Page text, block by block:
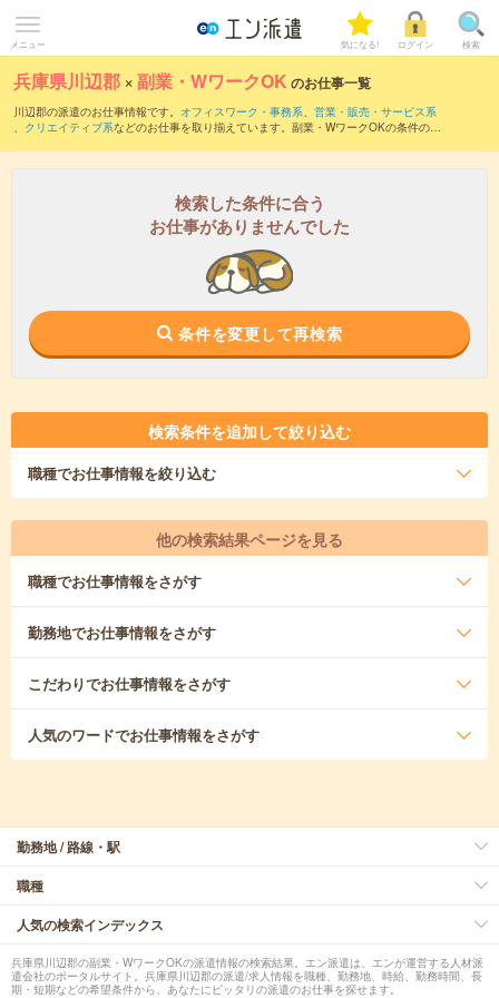
メニュー 気になる! ログイン 検索
兵庫県川辺郡 ×副業・WワークOK のお仕事一覧
川辺郡の派遣のお仕事情報です。 オフィスワーク・事務系、 営業・販売・サービス系
、 クリエイティブ系などのお仕事を取り揃えています。副業・WワークOKの条件の他
検索した条件に合う
お仕事がありませんでした
条件を変更して再検索
検索条件を追加して絞り込む
職種でお仕事情報を絞り込む
他の検索結果ページを見る
職種でお仕事情報をさがす
勤務地でお仕事情報をさがす
こだわりでお仕事情報をさがす
人気のワードでお仕事情報をさがす
勤務地 / 路線・駅
職種
人気の検索インデックス
兵庫県川辺郡の副業・WワークOKの派遣情報の検索結果。エン派遣は、エンが運営する人材派
遣会社のポータルサイト。兵庫県川辺郡の派遣/求人情報を職種、勤務地、時給、勤務時間、長
期・短期などの希望条件から、あなたにピッタリの派遣のお仕事を探せます。